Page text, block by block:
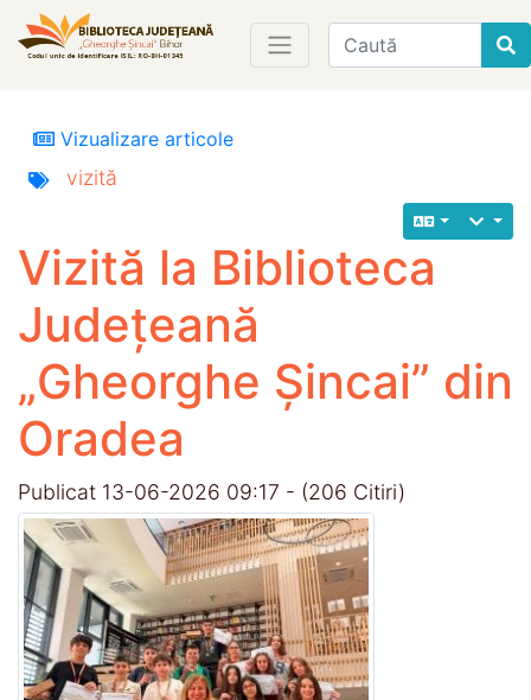
Find
Vizualizare articole
vizită
Vizită la Biblioteca
Județeană
„Gheorghe Șincai” din
Oradea
Publicat 13-06-2026 09:17 - (206 Citiri)